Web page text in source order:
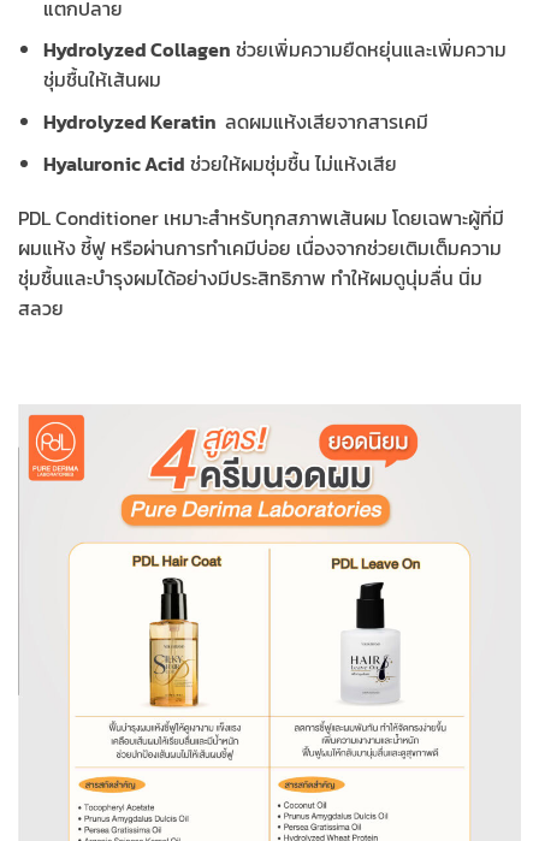
แตกปลาย
Hydrolyzed Collagen ช่วยเพิ่มความยืดหยุ่นและเพิ่มความ
ชุ่มชื้นให้เส้นผม
Hydrolyzed Keratin ลดผมแห้งเสียจากสารเคมี
Hyaluronic Acid ช่วยให้ผมชุ่มชื้น ไม่แห้งเสีย
PDL Conditioner เหมาะสำหรับทุกสภาพเส้นผม โดยเฉพาะผู้ที่มี
ผมแห้ง ชี้ฟู หรือผ่านการทำเคมีบ่อย เนื่องจากช่วยเติมเต็มความ
ชุ่มชื้นและบำรุงผมได้อย่างมีประสิทธิภาพ ทำให้ผมดูนุ่มลื่น นิ่ม
สลวย